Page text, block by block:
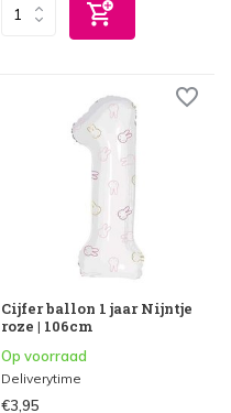
Cijfer ballon 1 jaar Nijntje
roze | 106cm
Op voorraad
Deliverytime
€3,95